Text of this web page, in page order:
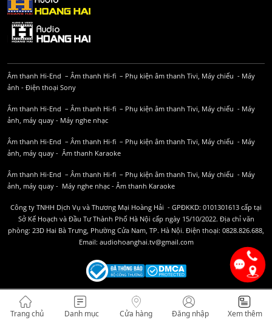
Âm thanh Hi-End – Âm thanh Hi-fi – Phụ kiện âm thanh Tivi, Máy chiếu - Máy
ảnh - Điện thoại Sony
Âm thanh Hi-End – Âm thanh Hi-fi – Phụ kiện âm thanh Tivi, Máy chiếu - Máy
ảnh, máy quay - Máy nghe nhạc
Âm thanh Hi-End – Âm thanh Hi-fi – Phụ kiện âm thanh Tivi, Máy chiếu - Máy
ảnh, máy quay - Âm thanh Karaoke
Âm thanh Hi-End – Âm thanh Hi-fi – Phụ kiện âm thanh Tivi, Máy chiếu - Máy
ảnh, máy quay - Máy nghe nhạc - Âm thanh Karaoke
Công ty TNHH Dịch Vụ và Thương Mại Hoàng Hải - GPĐKKD: 0101301613 cấp tại
Sở Kế Hoạch và Đầu Tư Thành Phố Hà Nội cấp ngày 15/10/2022. Địa chỉ văn
phòng: 23D Hai Bà Trưng, Phường Cửa Nam, TP. Hà Nội. Điện thoại: 0828.826.688,
Email: audiohoanghai.tv@gmail.com
Trang chủ Danh mục Cửa hàng Đăng nhập Xem thêm